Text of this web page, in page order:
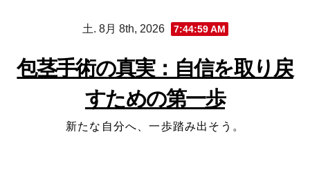
土. 8月 8th, 2026 7:45:00 AM
包茎手術の真実：自信を取り戻
すための第一歩
新たな自分へ、一歩踏み出そう。